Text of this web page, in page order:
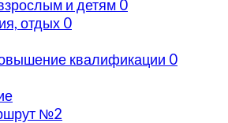
и детям 0
отдых 0
квалификации 0
№2